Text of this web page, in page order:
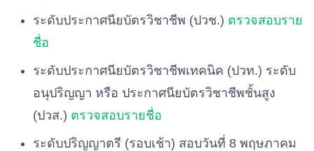
ระดับประกาศนียบัตรวิชาชีพ (ปวช.) ตรวจสอบราย
ชื่อ
ระดับประกาศนียบัตรวิชาชีพเทคนิค (ปวท.) ระดับ
อนุปริญญา หรือ ประกาศนียบัตรวิชาชีพชั้นสูง
(ปวส.) ตรวจสอบรายชื่อ
ระดับปริญญาตรี (รอบเช้า) สอบวันที่ 8 พฤษภาคม